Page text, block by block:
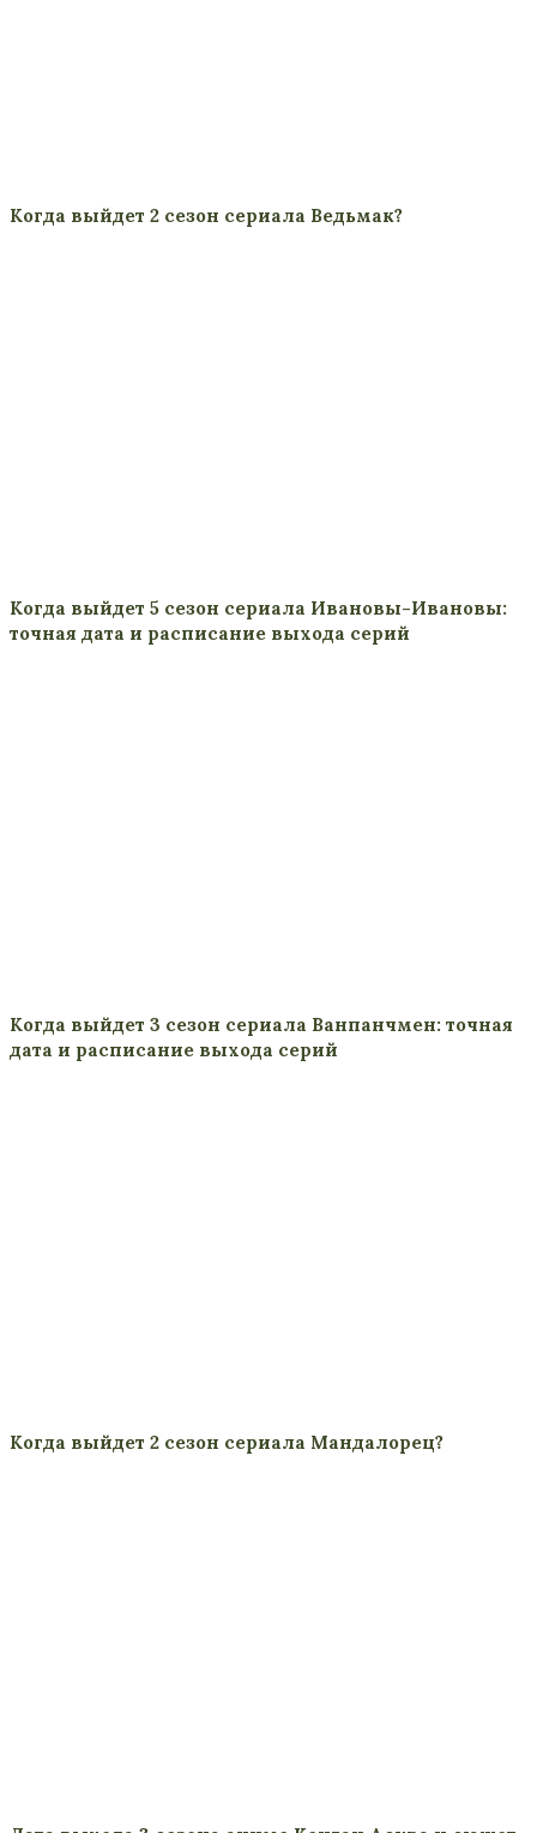
Когда выйдет 2 сезон сериала Ведьмак?
Когда выйдет 5 сезон сериала Ивановы-Ивановы:
точная дата и расписание выхода серий
Когда выйдет 3 сезон сериала Ванпанчмен: точная
дата и расписание выхода серий
Когда выйдет 2 сезон сериала Мандалорец?